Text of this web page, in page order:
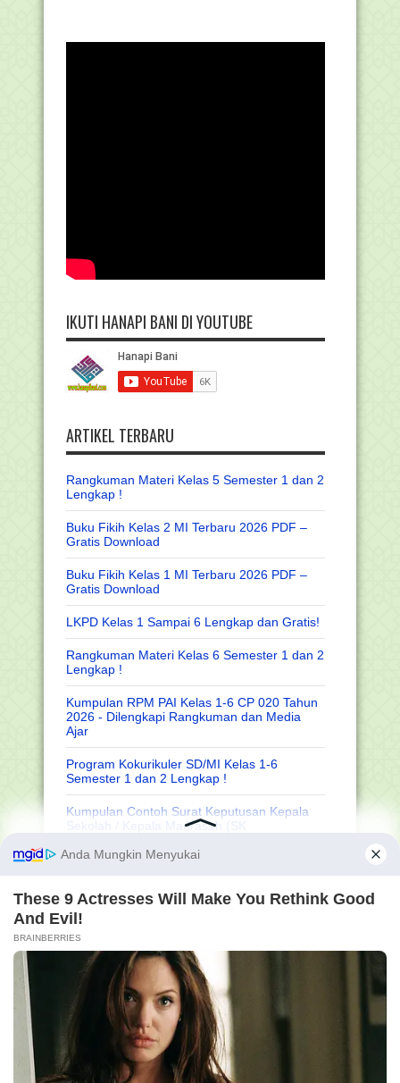
IKUTI HANAPI BANI DI YOUTUBE
ARTIKEL TERBARU
Rangkuman Materi Kelas 5 Semester 1 dan 2
Lengkap !
Buku Fikih Kelas 2 MI Terbaru 2026 PDF –
Gratis Download
Buku Fikih Kelas 1 MI Terbaru 2026 PDF –
Gratis Download
LKPD Kelas 1 Sampai 6 Lengkap dan Gratis!
Rangkuman Materi Kelas 6 Semester 1 dan 2
Lengkap !
Kumpulan RPM PAI Kelas 1-6 CP 020 Tahun
2026 - Dilengkapi Rangkuman dan Media
Ajar
Program Kokurikuler SD/MI Kelas 1-6
Semester 1 dan 2 Lengkap !
Kumpulan Contoh Surat Keputusan Kepala
Sekolah / Kepala Madrasah (SK
Soal TKA Biologi SMA/SMK Tahun 2025 dan
Kunci Jawaban